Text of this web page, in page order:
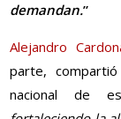
demandan.”
Alejandro
parte,
nacional de